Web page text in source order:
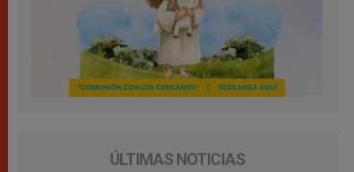
ÚLTIMAS NOTICIAS